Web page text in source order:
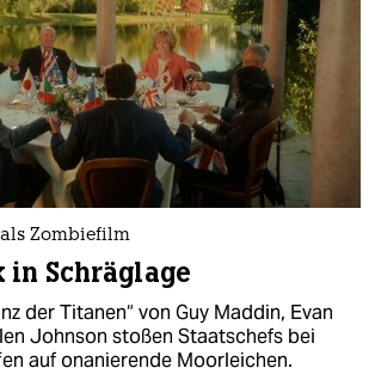
Zombiefilm
Schräglage
der Titanen“ von Guy Maddin, Evan
Johnson stoßen Staatschefs bei
auf onanierende Moorleichen.